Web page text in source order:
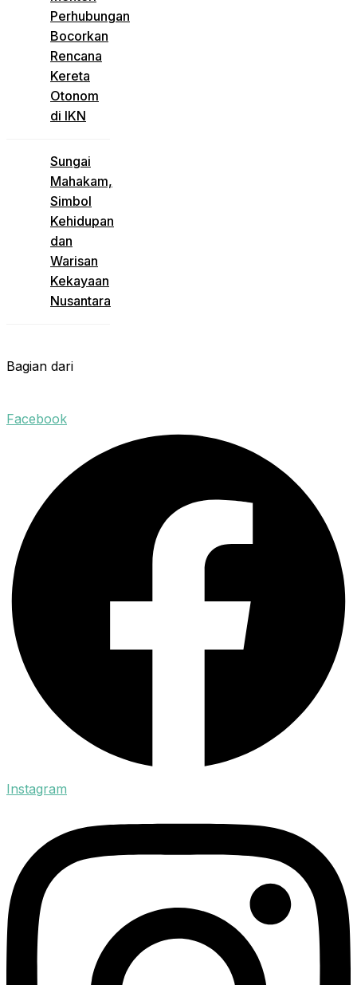
Perhubungan
Bocorkan
Rencana
Kereta
Otonom
di IKN
Sungai
Mahakam,
Simbol
Kehidupan
dan
Warisan
Kekayaan
Nusantara
Bagian dari
Facebook
Instagram